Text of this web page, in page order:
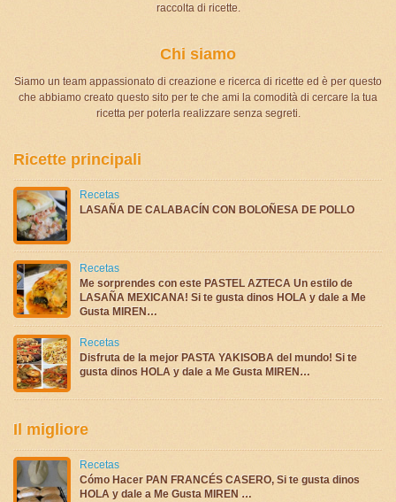
raccolta di ricette.
Chi siamo
Siamo un team appassionato di creazione e ricerca di ricette ed è per questo
che abbiamo creato questo sito per te che ami la comodità di cercare la tua
ricetta per poterla realizzare senza segreti.
Ricette principali
Recetas
LASAÑA DE CALABACÍN CON BOLOÑESA DE POLLO
Recetas
Me sorprendes con este PASTEL AZTECA Un estilo de
LASAÑA MEXICANA! Si te gusta dinos HOLA y dale a Me
Gusta MIREN…
Recetas
Disfruta de la mejor PASTA YAKISOBA del mundo! Si te
gusta dinos HOLA y dale a Me Gusta MIREN…
Il migliore
Recetas
Cómo Hacer PAN FRANCÉS CASERO, Si te gusta dinos
HOLA y dale a Me Gusta MIREN …